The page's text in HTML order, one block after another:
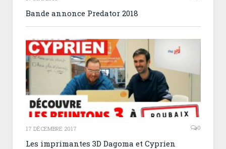
Bande annonce Predator 2018
17 DÉCEMBRE 2017 0
Les imprimantes 3D Dagoma et Cyprien